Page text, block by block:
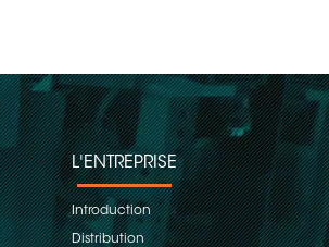
L'ENTREPRISE
Introduction
Distribution